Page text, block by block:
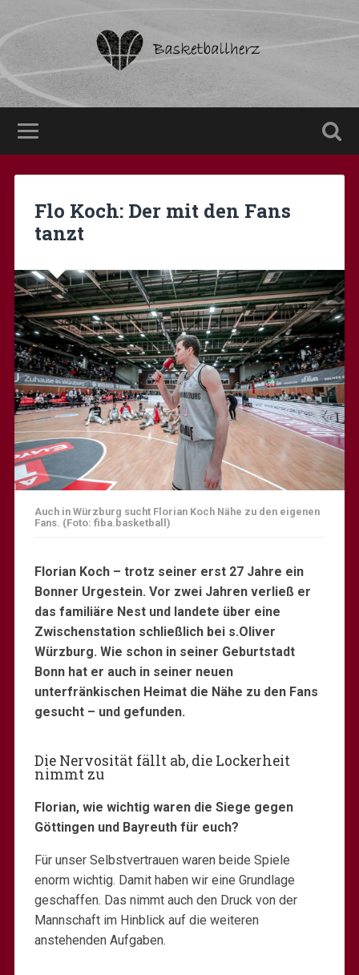
Flo Koch: Der mit den Fans
tanzt
Auch in Würzburg sucht Florian Koch Nähe zu den eigenen
Fans. (Foto: fiba.basketball)
Florian Koch – trotz seiner erst 27 Jahre ein
Bonner Urgestein. Vor zwei Jahren verließ er
das familiäre Nest und landete über eine
Zwischenstation schließlich bei s.Oliver
Würzburg. Wie schon in seiner Geburtstadt
Bonn hat er auch in seiner neuen
unterfränkischen Heimat die Nähe zu den Fans
gesucht – und gefunden.
Die Nervosität fällt ab, die Lockerheit
nimmt zu
Florian, wie wichtig waren die Siege gegen
Göttingen und Bayreuth für euch?
Für unser Selbstvertrauen waren beide Spiele
enorm wichtig. Damit haben wir eine Grundlage
geschaffen. Das nimmt auch den Druck von der
Mannschaft im Hinblick auf die weiteren
anstehenden Aufgaben.